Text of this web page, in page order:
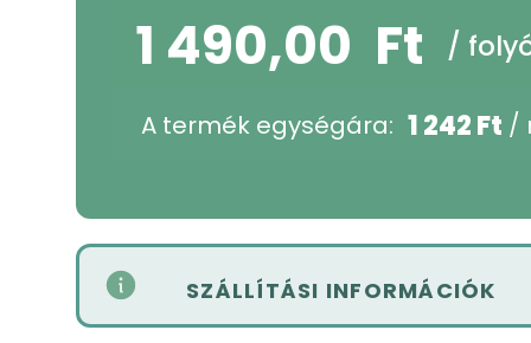
1 490,00 Ft /
A termék egységára: 1 242Ft /
SZÁLLÍTÁSI INFORMÁCIÓK